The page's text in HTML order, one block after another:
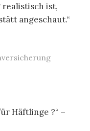
ist,
angeschaut.“
Häftlinge ?“ –